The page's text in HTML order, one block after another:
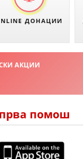
ПРИРАЧНИЦИ
ДОНАЦИИ
АКЦИИ
помош